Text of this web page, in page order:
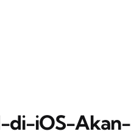
di-iOS-Akan-